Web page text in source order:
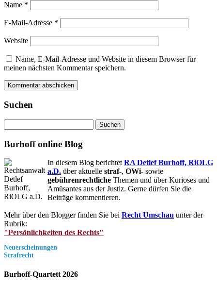
Name *
E-Mail-Adresse *
Website
Name, E-Mail-Adresse und Website in diesem Browser für
meinen nächsten Kommentar speichern.
Suchen
nach:
Burhoff online Blog
In diesem Blog berichtet RA Detlef Burhoff, RiOLG
a.D. über aktuelle straf-, OWi- sowie
gebührenrechtliche Themen und über Kurioses und
Amüsantes aus der Justiz. Gerne dürfen Sie die
Beiträge kommentieren.
Mehr über den Blogger finden Sie bei Recht Umschau unter der
Rubrik:
"Persönlichkeiten des Rechts"
Neuerscheinungen
Strafrecht
Burhoff-Quartett 2026